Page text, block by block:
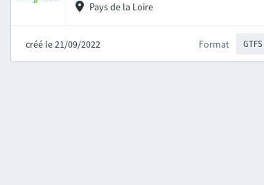
Pays de la Loire
créé le 21/09/2022 Format GTFS